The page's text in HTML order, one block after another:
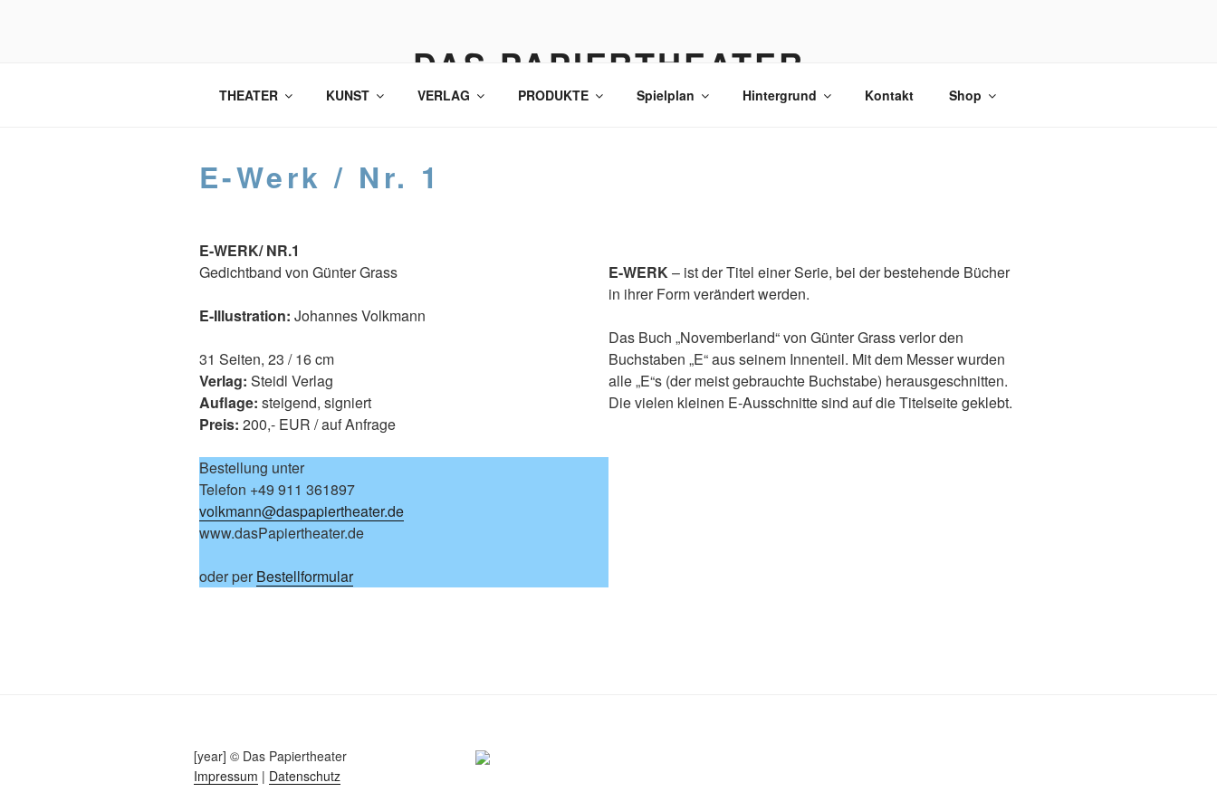
DAS PAPIERTHEATER
THEATER KUNST VERLAG PRODUKTE Spielplan Hintergrund Kontakt Shop
E-Werk / Nr. 1
E-WERK/ NR.1
Gedichtband von Günter Grass
E-Illustration: Johannes Volkmann
31 Seiten, 23 / 16 cm
Verlag: Steidl Verlag
Auflage: steigend, signiert
Preis: 200,- EUR / auf Anfrage
Bestellung unter
Telefon +49 911 361897
volkmann@daspapiertheater.de
www.dasPapiertheater.de
oder perBestellformular
E-WERK– ist der Titel einer Serie, bei der bestehende Bücher
in ihrer Form verändert werden.
Das Buch „Novemberland“ von Günter Grass verlor den
Buchstaben „E“ aus seinem Innenteil. Mit dem Messer wurden
alle „E“s (der meist gebrauchte Buchstabe) herausgeschnitten.
Die vielen kleinen E-Ausschnitte sind auf die Titelseite geklebt.
[year] © Das Papiertheater
Impressum | Datenschutz